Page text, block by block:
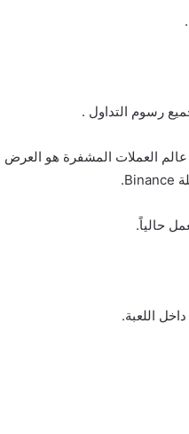
في عالم العملات المشفرة هو
حالياً.